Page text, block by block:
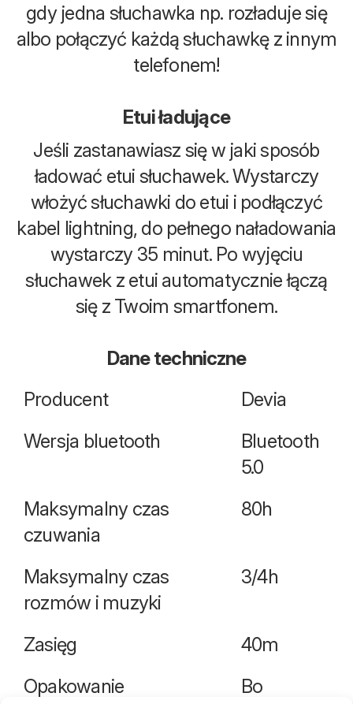
gdy jedna słuchawka np. rozładuje się
albo połączyć każdą słuchawkę z innym
telefonem!
Etui ładujące
Jeśli zastanawiasz się w jaki sposób
ładować etui słuchawek. Wystarczy
włożyć słuchawki do etui i podłączyć
kabel lightning, do pełnego naładowania
wystarczy 35 minut. Po wyjęciu
słuchawek z etui automatycznie łączą
się z Twoim smartfonem.
Dane techniczne
Producent
Devia
Wersja bluetooth
Bluetooth
5.0
Maksymalny czas
czuwania
80h
Maksymalny czas
rozmów i muzyki
3/4h
Zasięg
40m
Opakowanie
Bo